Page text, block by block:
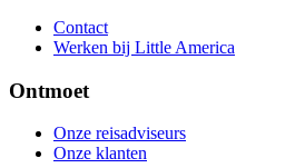
Contact
Werken bij Little America
Ontmoet
Onze reisadviseurs
Onze klanten